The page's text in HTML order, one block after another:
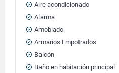
Aire acondicionado
Alarma
Amoblado
Armarios Empotrados
Balcón
Baño en habitación principal